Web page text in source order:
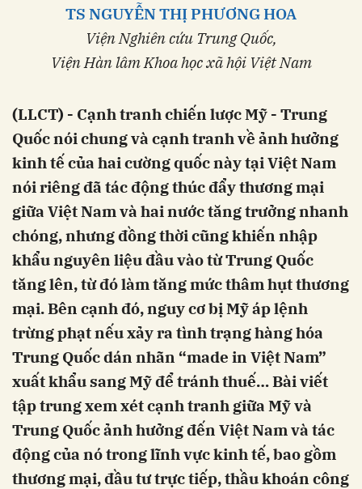
TS NGUYỄN THỊ PHƯƠNG HOA
Viện Nghiên cứu Trung Quốc,
Viện Hàn lâm Khoa học xã hội Việt Nam
(LLCT) - Cạnh tranh chiến lược Mỹ - Trung
Quốc nói chung và cạnh tranh về ảnh hưởng
kinh tế của hai cường quốc này tại Việt Nam
nói riêng đã tác động thúc đẩy thương mại
giữa Việt Nam và hai nước tăng trưởng nhanh
chóng, nhưng đồng thời cũng khiến nhập
khẩu nguyên liệu đầu vào từ Trung Quốc
tăng lên, từ đó làm tăng mức thâm hụt thương
mại. Bên cạnh đó, nguy cơ bị Mỹ áp lệnh
trừng phạt nếu xảy ra tình trạng hàng hóa
Trung Quốc dán nhãn “made in Việt Nam”
xuất khẩu sang Mỹ để tránh thuế… Bài viết
tập trung xem xét cạnh tranh giữa Mỹ và
Trung Quốc ảnh hưởng đến Việt Nam và tác
động của nó trong lĩnh vực kinh tế, bao gồm
thương mại, đầu tư trực tiếp, thầu khoán công